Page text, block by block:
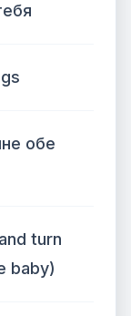
обе
turn
baby)